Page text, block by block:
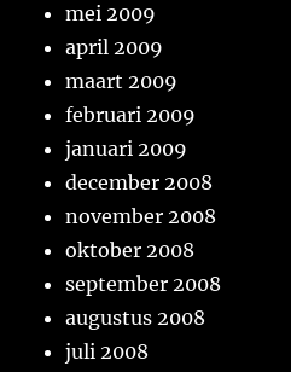
mei 2009
april 2009
maart 2009
februari 2009
januari 2009
december 2008
november 2008
oktober 2008
september 2008
augustus 2008
juli 2008